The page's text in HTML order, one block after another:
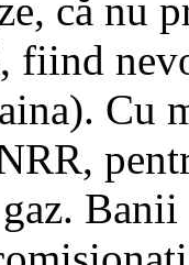
că nu
fiind
Cu